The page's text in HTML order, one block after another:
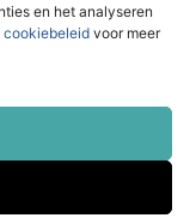
en het analyseren
cookiebeleid voor meer
taec.nl
tips die